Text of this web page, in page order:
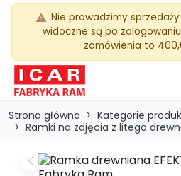
warning Nie prowadzimy
widoczne są po
zamówienia to
Strona główna Kategorie
Ramki na zdjęcia z litego
Previous